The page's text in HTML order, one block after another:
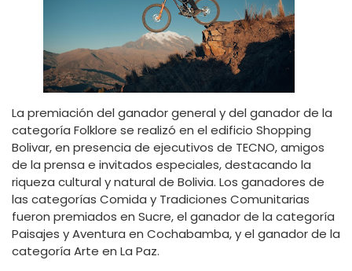
La premiación del ganador general y del ganador de la
categoría Folklore se realizó en el edificio Shopping
Bolivar, en presencia de ejecutivos de TECNO, amigos
de la prensa e invitados especiales, destacando la
riqueza cultural y natural de Bolivia. Los ganadores de
las categorías Comida y Tradiciones Comunitarias
fueron premiados en Sucre, el ganador de la categoría
Paisajes y Aventura en Cochabamba, y el ganador de la
categoría Arte en La Paz.